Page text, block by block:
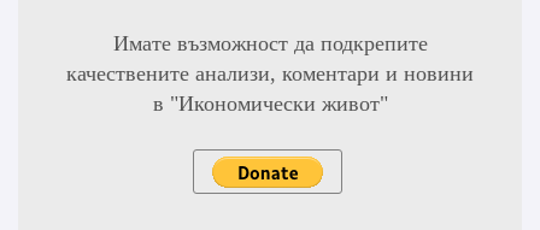
Имате възможност да подкрепите
качествените анализи, коментари и новини
в "Икономически живот"